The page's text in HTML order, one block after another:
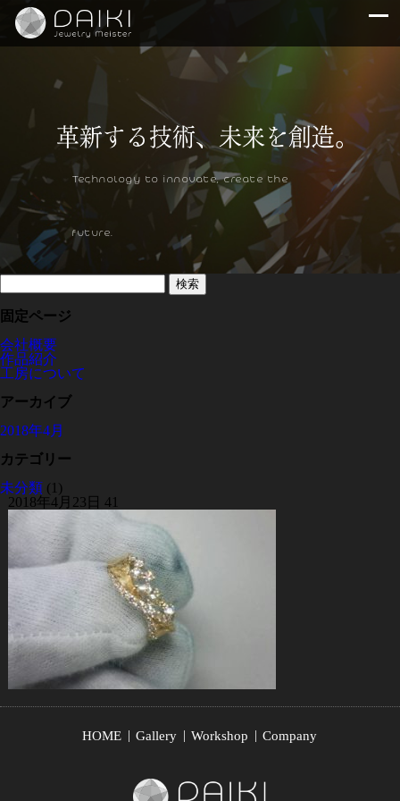
Technology to innovate, create the
future.
検
索:
固定ページ
会社概要
作品紹介
工房について
アーカイブ
2018年4月
カテゴリー
未分類 (1)
2018年4月23日 41
HOME Gallery Workshop Company